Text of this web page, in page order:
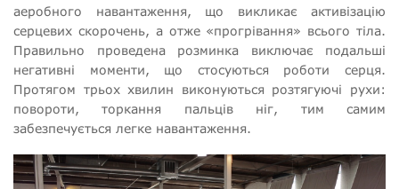
аеробного навантаження, що викликає активізацію
серцевих скорочень, а отже «прогрівання» всього тіла.
Правильно проведена розминка виключає подальші
негативні моменти, що стосуються роботи серця.
Протягом трьох хвилин виконуються розтягуючі рухи:
повороти, торкання пальців ніг, тим самим
забезпечується легке навантаження.